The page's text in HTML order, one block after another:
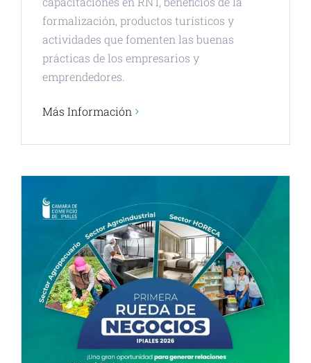
formalización, productos turísticos y
actividades que fomenten las buenas
prácticas de los empresarios y
emprendedores.
Más Información